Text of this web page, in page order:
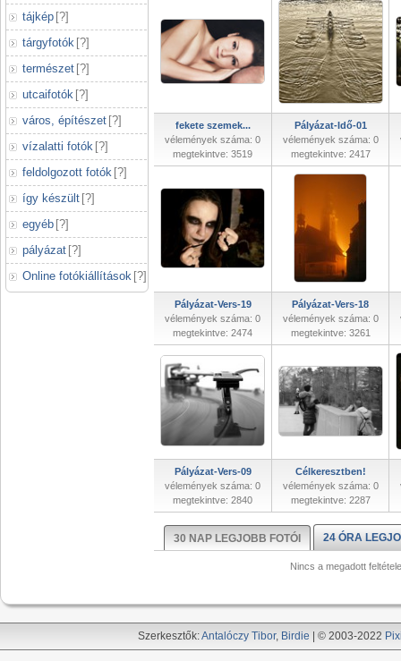
tájkép [?]
tárgyfotók [?]
természet [?]
utcaifotók [?]
város, építészet [?]
vízalatti fotók [?]
feldolgozott fotók [?]
így készült [?]
egyéb [?]
pályázat [?]
Online fotókiállítások [?]
fekete szemek...
vélemények száma: 0
megtekintve: 3519
Pályázat-Idő-01
vélemények száma: 0
megtekintve: 2417
Pályázat-Vers-19
vélemények száma: 0
megtekintve: 2474
Pályázat-Vers-18
vélemények száma: 0
megtekintve: 3261
Pályázat-Vers-09
vélemények száma: 0
megtekintve: 2840
Célkeresztben!
vélemények száma: 0
megtekintve: 2287
30 NAP LEGJOBB FOTÓI 24 ÓRA
Nincs a megadott
Szerkesztők:Antalóczy Tibor, Birdie | © 2003-2022